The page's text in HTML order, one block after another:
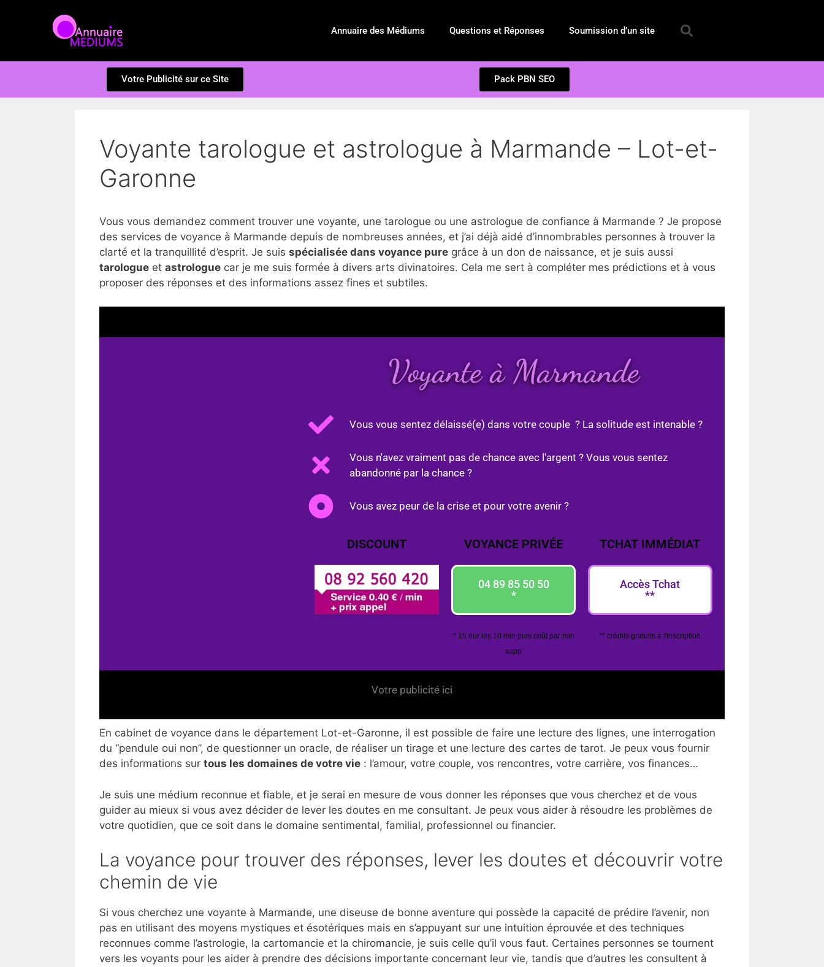
Annuaire des Médiums Questions et Réponses Soumission d’un site
Votre Publicité sur ce Site Pack PBN SEO
Voyante tarologue et astrologue à Marmande – Lot-et-
Garonne
Vous vous demandez comment trouver une voyante, une tarologue ou une astrologue de confiance à Marmande ? Je propose
des services de voyance à Marmande depuis de nombreuses années, et j’ai déjà aidé d’innombrables personnes à trouver la
clarté et la tranquillité d’esprit. Je suis spécialisée dans voyance pure grâce à un don de naissance, et je suis aussi
tarologue et astrologue car je me suis formée à divers arts divinatoires. Cela me sert à compléter mes prédictions et à vous
proposer des réponses et des informations assez fines et subtiles.
Voyante à Marmande
Vous vous sentez délaissé(e) dans votre couple ? La solitude est intenable ?
Vous n'avez vraiment pas de chance avec l'argent ? Vous vous sentez
abandonné par la chance ?
Vous avez peur de la crise et pour votre avenir ?
DISCOUNT VOYANCE PRIVÉE
04 89 85 50 50
*
* 15 eur les 10 min puis coût par min
supp
TCHAT IMMÉDIAT
Accès Tchat
**
** crédits gratuits à l'inscription
Votre publicité ici
En cabinet de voyance dans le département Lot-et-Garonne, il est possible de faire une lecture des lignes, une interrogation
du “pendule oui non”, de questionner un oracle, de réaliser un tirage et une lecture des cartes de tarot. Je peux vous fournir
des informations sur tous les domaines de votre vie : l’amour, votre couple, vos rencontres, votre carrière, vos finances…
Je suis une médium reconnue et fiable, et je serai en mesure de vous donner les réponses que vous cherchez et de vous
guider au mieux si vous avez décider de lever les doutes en me consultant. Je peux vous aider à résoudre les problèmes de
votre quotidien, que ce soit dans le domaine sentimental, familial, professionnel ou financier.
La voyance pour trouver des réponses, lever les doutes et découvrir votre
chemin de vie
Si vous cherchez une voyante à Marmande, une diseuse de bonne aventure qui possède la capacité de prédire l’avenir, non
pas en utilisant des moyens mystiques et ésotériques mais en s’appuyant sur une intuition éprouvée et des techniques
reconnues comme l’astrologie, la cartomancie et la chiromancie, je suis celle qu’il vous faut. Certaines personnes se tournent
vers les voyants pour les aider à prendre des décisions importante concernant leur vie, tandis que d’autres les consultent à